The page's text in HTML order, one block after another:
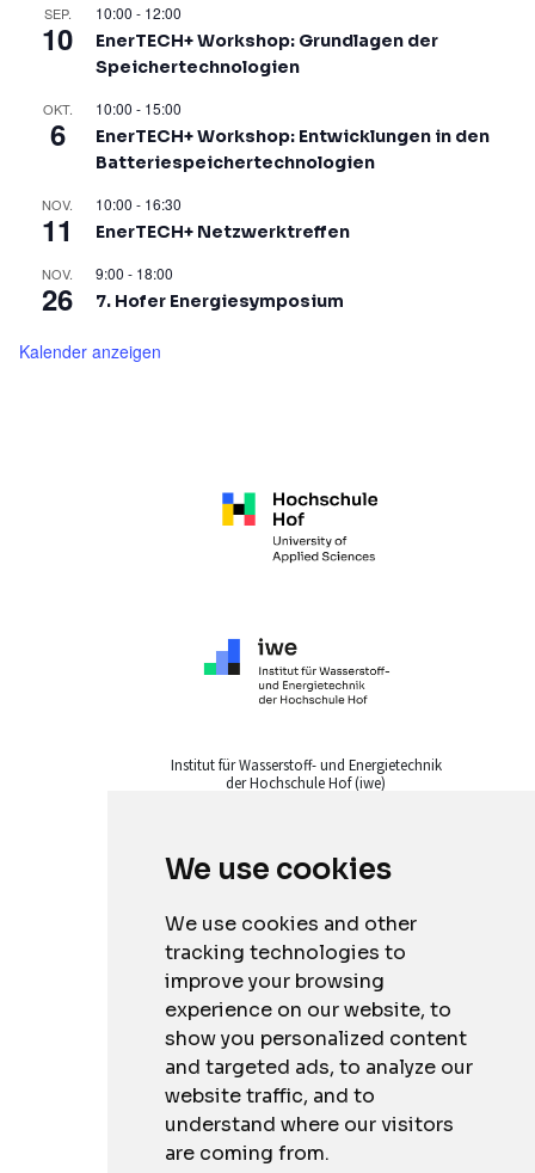
We use cookies
We use cookies and other
tracking technologies to
improve your browsing
experience on our website, to
show you personalized content
and targeted ads, to analyze our
website traffic, and to
understand where our visitors
are coming from.
SEP.
10
10:00 - 12:00
EnerTECH+ Workshop: Grundlagen der
Speichertechnologien
OKT.
6
10:00 - 15:00
EnerTECH+ Workshop: Entwicklungen in den
Batteriespeichertechnologien
NOV.
11
10:00 - 16:30
EnerTECH+ Netzwerktreffen
NOV.
26
9:00 - 18:00
7. Hofer Energiesymposium
Kalender anzeigen
Institut für Wasserstoff- und Energietechnik
der Hochschule Hof (iwe)
Datenschutz
Barrierefreiheitserklärung
Credits